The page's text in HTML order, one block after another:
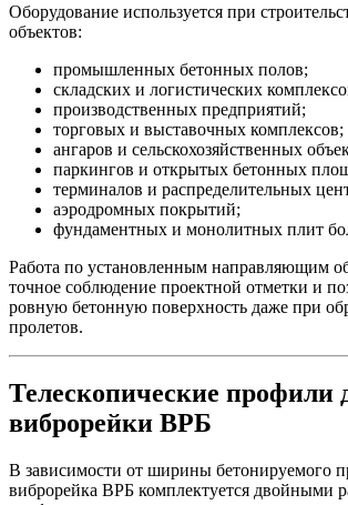
Оборудование используется при
объектов:
промышленных бетонных полов;
складских и логистических
производственных предприятий;
торговых и выставочных комплексов;
ангаров и сельскохозяйственных
паркингов и открытых бетонных
терминалов и распределительных
аэродромных покрытий;
фундаментных и монолитных плит
Работа по установленным направляющим
точное соблюдение проектной отметки и
ровную бетонную поверхность даже при
пролетов.
Телескопические профили
виброрейки ВРБ
В зависимости от ширины бетонируемого
виброрейка ВРБ комплектуется двойными